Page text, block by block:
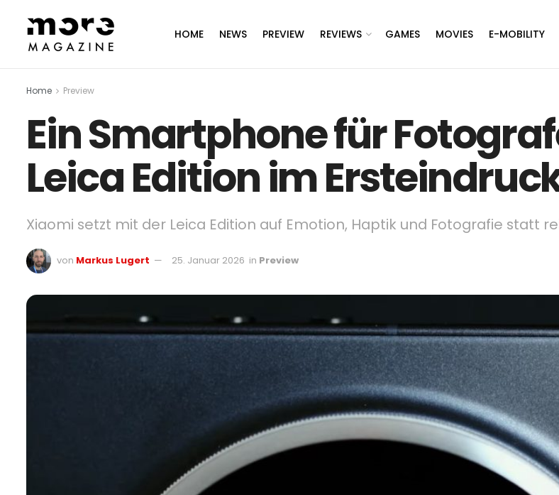
HOME NEWS PREVIEW REVIEWS GAMES MOVIES E-MOBILITY
Home Preview
Ein Smartphone für
Leica Edition im
Xiaomi setzt mit der Leica Edition auf Emotion, Haptik und Fotografie statt
von Markus Lugert 25. Januar 2026 in Preview